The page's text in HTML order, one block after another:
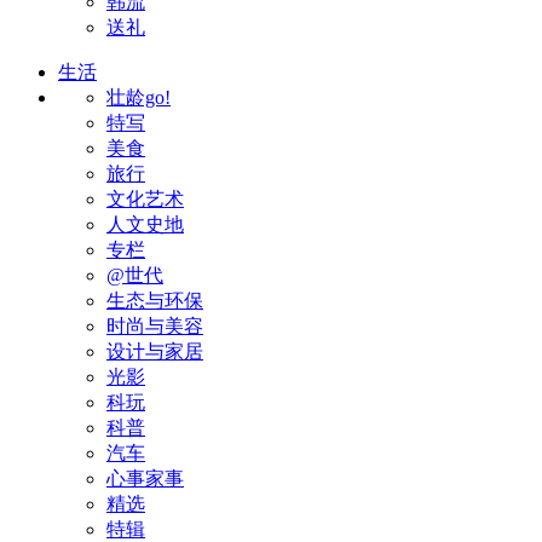
送礼
生活
壮龄go!
特写
美食
旅行
文化艺术
人文史地
专栏
@世代
生态与环保
时尚与美容
设计与家居
光影
科玩
科普
汽车
心事家事
精选
特辑